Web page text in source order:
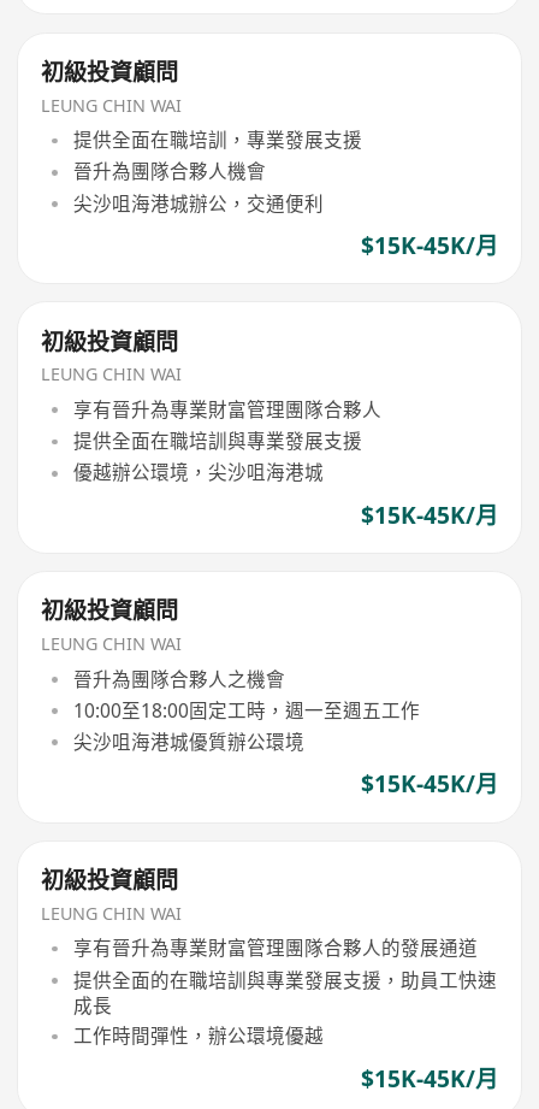
初級投資顧問
LEUNG CHIN WAI
提供全面在職培訓，專業發展支援
晉升為團隊合夥人機會
尖沙咀海港城辦公，交通便利
$15K-45K/月
初級投資顧問
LEUNG CHIN WAI
享有晉升為專業財富管理團隊合夥人
提供全面在職培訓與專業發展支援
優越辦公環境，尖沙咀海港城
$15K-45K/月
初級投資顧問
LEUNG CHIN WAI
晉升為團隊合夥人之機會
10:00至18:00固定工時，週一至週五工作
尖沙咀海港城優質辦公環境
$15K-45K/月
初級投資顧問
LEUNG CHIN WAI
享有晉升為專業財富管理團隊合夥人的發展通道
提供全面的在職培訓與專業發展支援，助員工快速
成長
工作時間彈性，辦公環境優越
$15K-45K/月